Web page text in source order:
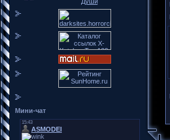
Мини-чат